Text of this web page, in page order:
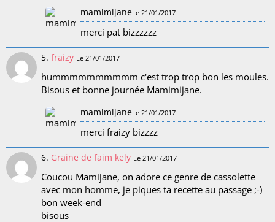
mamimijaneLe 21/01/2017
merci pat bizzzzzz
5. fraizy Le 21/01/2017
hummmmmmmmmm c'est trop trop bon les moules.
Bisous et bonne journée Mamimijane.
mamimijaneLe 21/01/2017
merci fraizy bizzzz
6. Graine de faim kely Le 21/01/2017
Coucou Mamijane, on adore ce genre de cassolette
avec mon homme, je piques ta recette au passage ;-)
bon week-end
bisous